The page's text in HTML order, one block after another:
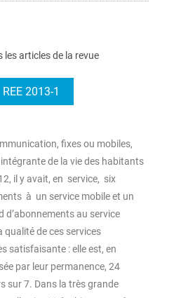
les articles de la revue
REE 2013-1
ﬁxes ou mobiles,
de la vie des habitants
il y avait, en service, six
à un service mobile et un
d’abonnements au service
qualité de ces services
satisfaisante : elle est, en
par leur permanence, 24
sur 7. Dans la très grande